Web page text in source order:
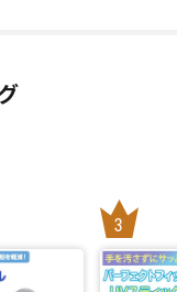
ンジも自在
だわりの調味料
喜界島産のきび
」がつくる国産丸
みはご飯にぴった